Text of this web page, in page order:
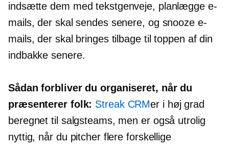
indsætte dem med tekstgenveje, planlægge e-
mails, der skal sendes senere, og snooze e-
mails, der skal bringes tilbage til toppen af ​​din
indbakke senere.
Sådan forbliver du organiseret, når du
præsenterer folk: Streak CRMer i høj grad
beregnet til salgsteams, men er også utrolig
nyttig, når du pitcher flere forskellige